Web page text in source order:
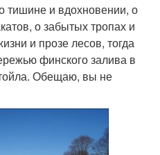
тишине и вдохновении, о
о забытых тропах и
и прозе лесов, тогда
финского залива в
тойла. Обещаю, вы не